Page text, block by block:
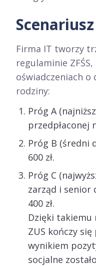
Firma IT tworzy
regulaminie
oświadczeniach o
rodziny:
Próg A
przedpłaconej
Próg B (średni
600 zł.
Próg C
zarząd i senior
400 zł.
Dzięki
ZUS kończy
wynikiem
socjalne